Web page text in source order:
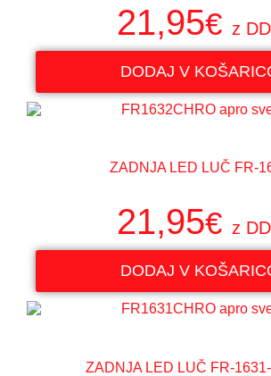
21,95€ z
DODAJ V
ZADNJA LED LUČ FR-
21,95€ z
DODAJ V
ZADNJA LED LUČ FR-